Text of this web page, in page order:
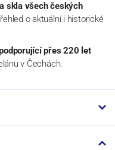
skla všech českých
o aktuální i historické
přes 220 let
v Čechách.